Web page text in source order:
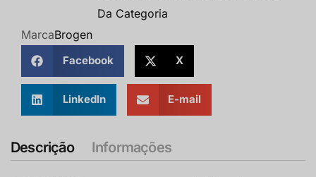
Da Categoria
MarcaBrogen
Facebook X
LinkedIn E-mail
Descrição Informações